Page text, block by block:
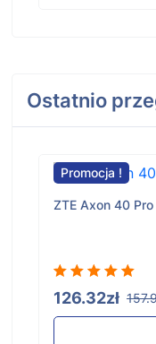
Ostatnio
Promocja !
ZTE Axon 40
126.32zł